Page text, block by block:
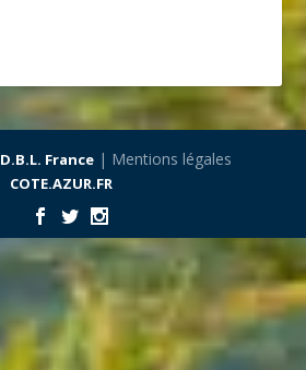
D.B.L. France| Mentions légales
COTE.AZUR.FR